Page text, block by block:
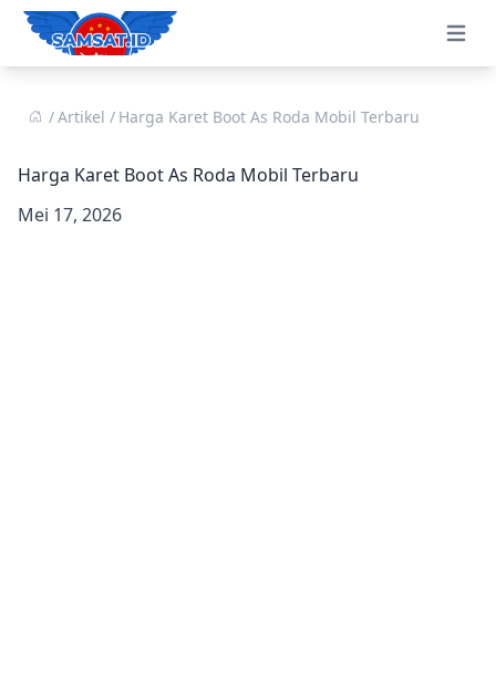
Open
Artikel Harga Karet Boot As Roda Mobil Terbaru
Harga Karet Boot As Roda Mobil Terbaru
Mei 17, 2026